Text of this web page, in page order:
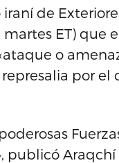
iraní de
ET) que
o
por
publicó